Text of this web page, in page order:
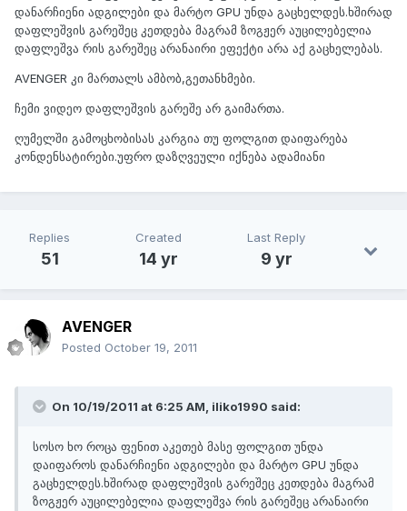
დანარჩიენი ადგილები და მარტო GPU უნდა გაცხელდეს.ხშირად
დაფლეშვის გარეშეც კეთდება მაგრამ ზოგჟერ აუცილებელია
დაფლეშვა რის გარეშეც არანაირი ეფექტი არა აქ გაცხელებას.
AVENGER კი მართალს ამბობ,გეთანხმები.
ჩემი ვიდეო დაფლეშვის გარეშე არ გაიმართა.
ღუმელში გამოცხობისას კარგია თუ ფოლგით დაიფარება
კონდენსატირები.უფრო დაზღვეული იქნება ადამიანი
Replies
51
Created
14 yr
Last Reply
9 yr
AVENGER
Posted October 19, 2011
On 10/19/2011 at 6:25 AM, iliko1990 said:
სოსო ხო როცა ფენით აკეთებ მასე ფოლგით უნდა
დაიფაროს დანარჩიენი ადგილები და მარტო GPU უნდა
გაცხელდეს.ხშირად დაფლეშვის გარეშეც კეთდება მაგრამ
ზოგჟერ აუცილებელია დაფლეშვა რის გარეშეც არანაირი